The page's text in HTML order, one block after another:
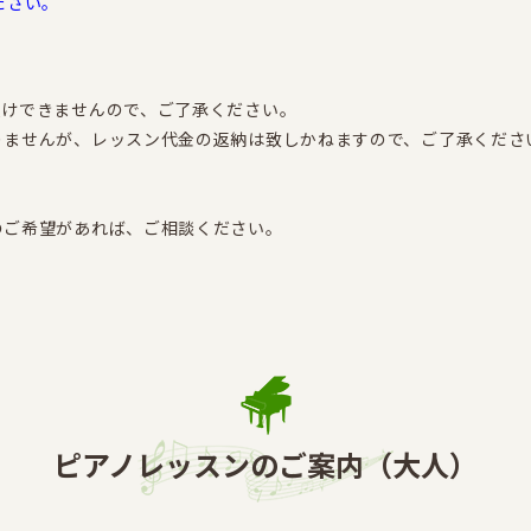
きませんので、ご了承ください。
せんが、レッスン代金の返納は致しかねますので、ご了承くださ
希望があれば、ご相談ください。
ピアノレッスンのご案内（大人）